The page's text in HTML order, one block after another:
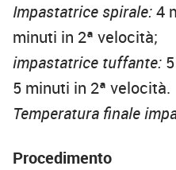
Impastatrice spirale:4
minuti in 2ª velocità;
impastatrice tuffante:
5 minuti in 2ª velocità.
Temperatura finale
Procedimento